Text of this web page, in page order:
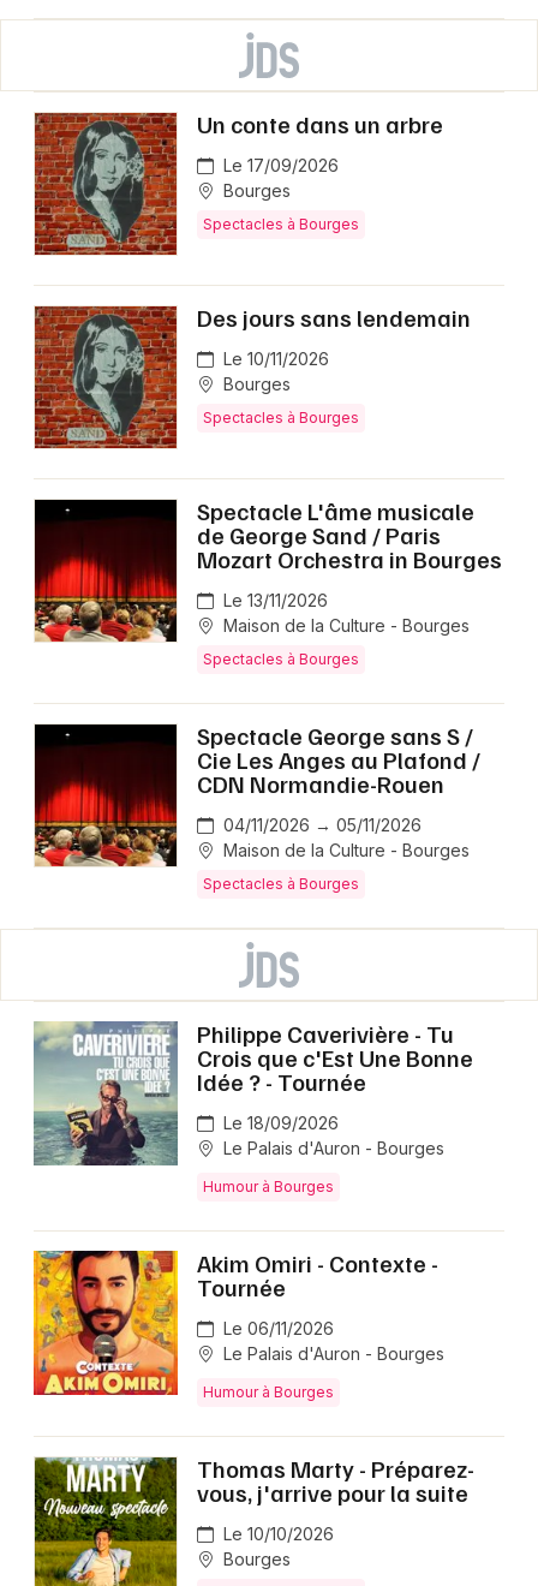
Un conte dans un arbre
Le 17/09/2026
Bourges
Spectacles à Bourges
Des jours sans lendemain
Le 10/11/2026
Bourges
Spectacles à Bourges
Spectacle L'âme musicale
de George Sand / Paris
Mozart Orchestra in Bourges
Le 13/11/2026
Maison de la Culture - Bourges
Spectacles à Bourges
Spectacle George sans S /
Cie Les Anges au Plafond /
CDN Normandie-Rouen
04/11/2026 → 05/11/2026
Maison de la Culture - Bourges
Spectacles à Bourges
Philippe Caverivière - Tu
Crois que c'Est Une Bonne
Idée ? - Tournée
Le 18/09/2026
Le Palais d'Auron - Bourges
Humour à Bourges
Akim Omiri - Contexte -
Tournée
Le 06/11/2026
Le Palais d'Auron - Bourges
Humour à Bourges
Thomas Marty - Préparez-
vous, j'arrive pour la suite
Le 10/10/2026
Bourges